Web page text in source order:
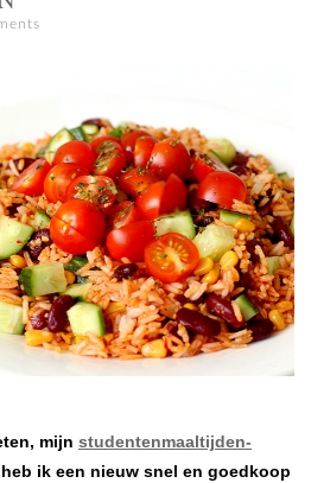
mijn studentenmaaltijden-
ik een nieuw snel en goedkoop